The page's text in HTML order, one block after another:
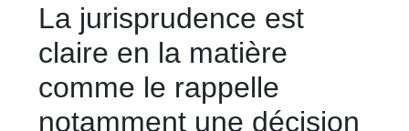
La jurisprudence est
claire en la matière
comme le rappelle
notamment une décision